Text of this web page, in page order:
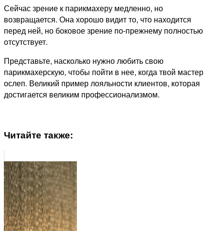
Сейчас зрение к парикмахеру медленно, но
возвращается. Она хорошо видит то, что находится
перед ней, но боковое зрение по-прежнему полностью
отсутствует.
Представьте, насколько нужно любить свою
парикмахерскую, чтобы пойти в нее, когда твой мастер
ослеп. Великий пример лояльности клиентов, которая
достигается великим профессионализмом.
Читайте также: